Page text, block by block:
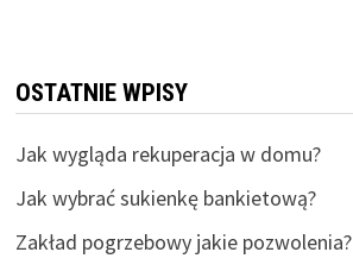
OSTATNIE WPISY
Jak wygląda rekuperacja w domu?
Jak wybrać sukienkę bankietową?
Zakład pogrzebowy jakie pozwolenia?